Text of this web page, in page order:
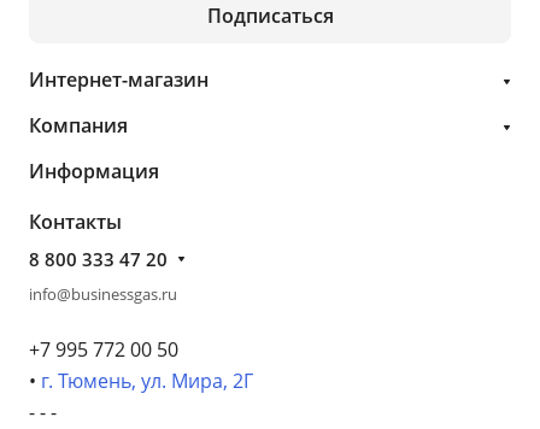
Подписаться
Интернет-магазин
Компания
Информация
Контакты
8 800 333 47 20
info@businessgas.ru
+7 995 772 00 50
• г. Тюмень, ул. Мира, 2Г
- - -